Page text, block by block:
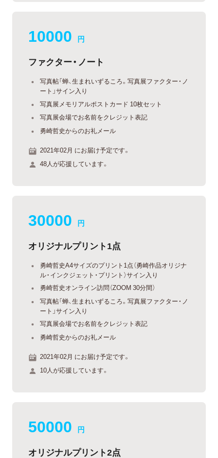
10000 円
ファクター・ノート
写真帖「蝉、生まれいずるころ。写真展ファクター・ノ
ート」サイン入り
写真展メモリアルポストカード 10枚セット
写真展会場でお名前をクレジット表記
勇崎哲史からのお礼メール
2021年02月 にお届け予定です。
48人が応援しています。
30000 円
オリジナルプリント1点
勇崎哲史A4サイズのプリント1点（勇崎作品オリジナ
ル・インクジェット・プリント）サイン入り
勇崎哲史オンライン訪問（ZOOM 30分間）
写真帖「蝉、生まれいずるころ。写真展ファクター・ノ
ート」サイン入り
写真展会場でお名前をクレジット表記
勇崎哲史からのお礼メール
2021年02月 にお届け予定です。
10人が応援しています。
50000 円
オリジナルプリント2点